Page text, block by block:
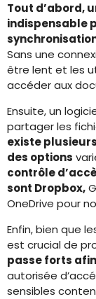
Tout d’abord,
indispensable
Sans une
être lent et les
accéder aux
Ensuite, un
partager les
existe
des options
contrôle
sont Dropbox,
OneDrive pour
Enfin, bien que
est crucial de
passe forts
autorisée
sensibles